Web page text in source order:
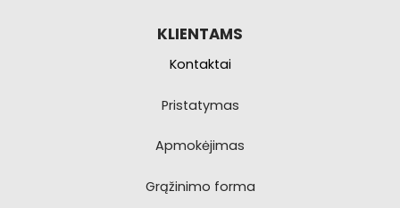
KLIENTAMS
Kontaktai
Pristatymas
Apmokėjimas
Grąžinimo forma